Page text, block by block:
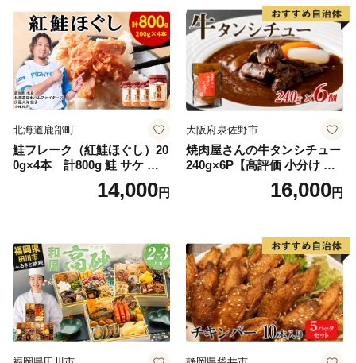
ー ギフト お取り寄せ 日高市
北海道鹿部町
鮭フレーク（紅鮭ほぐし）20
0g×4本 計800g 鮭 サケ 鮭
ほぐし サケフレーク シャケ
フレーク 鮭フレーク14,000円
大阪府泉佐野市
焼肉屋さんの牛タンシチュー
240g×6P【高評価 小分け 惣
菜 牛たん 一人暮らし 冷凍】
16,000円